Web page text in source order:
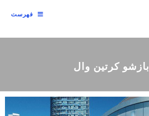
فهرست
بازشو کرتین وال